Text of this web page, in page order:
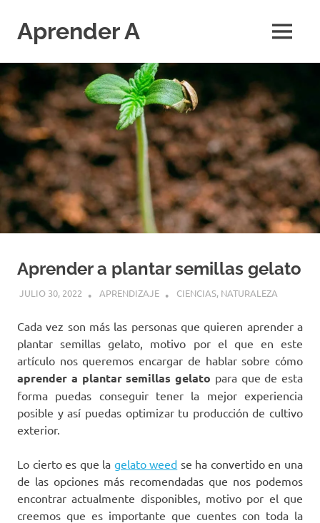
contenido
Aprender A
aprendizaje
más
divertido
MENÚ
Aprender a plantar semillas gelato
JULIO 30, 2022 APRENDIZAJE CIENCIAS, NATURALEZA
Cada vez son más las personas que quieren aprender a
plantar semillas gelato, motivo por el que en este
artículo nos queremos encargar de hablar sobre cómo
aprender a plantar semillas gelato para que de esta
forma puedas conseguir tener la mejor experiencia
posible y así puedas optimizar tu producción de cultivo
exterior.
Lo cierto es que la gelato weed se ha convertido en una
de las opciones más recomendadas que nos podemos
encontrar actualmente disponibles, motivo por el que
creemos que es importante que cuentes con toda la